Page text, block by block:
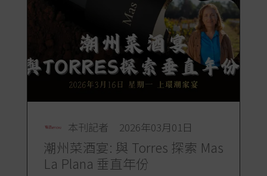
本刊記者 2026年03月01日
潮州菜酒宴: 與 Torres 探索 Mas
La Plana 垂直年份